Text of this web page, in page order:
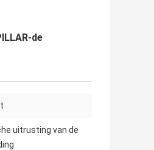
de
uitrusting van de